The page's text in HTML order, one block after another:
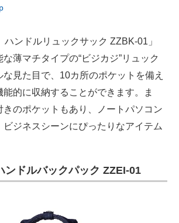
ンドルリュックサック ZZBK-01」
薄マチタイプの“ビジカジ”リュック
見た目で、10カ所のポケットを備え
的に収納することができます。ま
きのポケットもあり、ノートパソコン
ビジネスシーンにぴったりなアイテム
ンドルバックパック ZZEI-01